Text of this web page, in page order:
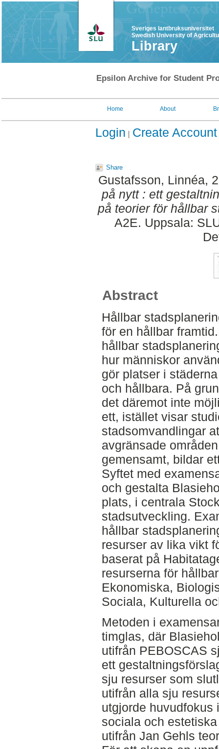
Sveriges lantbruksuniversitet
Swedish University of
Library
Epsilon Archive for Student
Home About
Login Create Account
Share
Gustafsson, Linnéa,
på nytt : ett
på teorier för hållbar
A2E. Uppsala:
Abstract
Hållbar
för en hållbar
hållbar
hur människor
gör platser i
och hållbara. På
det däremot inte
ett, istället visar
stadsomvandlingar
avgränsade
gemensamt, bildar
Syftet med
och gestalta
plats, i centrala
stadsutveckling.
hållbar
resurser av lika vikt
baserat på
resurserna för
Ekonomiska,
Sociala, Kulturella
Metoden i
timglas, där
utifrån PEBOSCAS
ett
sju resurser som
utifrån alla sju
utgjorde huvudfokus
sociala och
utifrån Jan Gehls